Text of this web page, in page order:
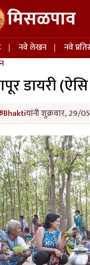
मिसळपाव
नवे लेखन नवे
डायरी
Bhaktiयांनी शुक्रवार, 29/